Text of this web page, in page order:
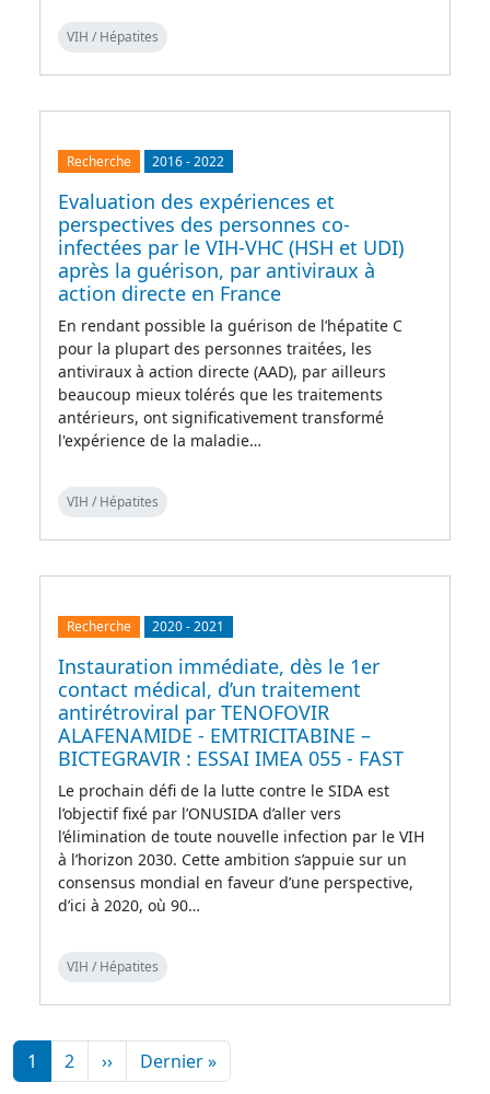
VIH / Hépatites
Recherche 2016-2022
Evaluation des expériences et
perspectives des personnes co-
infectées par le VIH-VHC (HSH et UDI)
après la guérison, par antiviraux à
action directe en France
En rendant possible la guérison de l’hépatite C
pour la plupart des personnes traitées, les
antiviraux à action directe (AAD), par ailleurs
beaucoup mieux tolérés que les traitements
antérieurs, ont significativement transformé
l'expérience de la maladie…
VIH / Hépatites
Recherche 2020-2021
Instauration immédiate, dès le 1er
contact médical, d’un traitement
antirétroviral par TENOFOVIR
ALAFENAMIDE - EMTRICITABINE –
BICTEGRAVIR : ESSAI IMEA 055 - FAST
Le prochain défi de la lutte contre le SIDA est
l’objectif fixé par l’ONUSIDA d’aller vers
l’élimination de toute nouvelle infection par le VIH
à l’horizon 2030. Cette ambition s’appuie sur un
consensus mondial en faveur d’une perspective,
d’ici à 2020, où 90…
VIH / Hépatites
Pagination
1 2 ››Page suivante
Dernier »Dernière page